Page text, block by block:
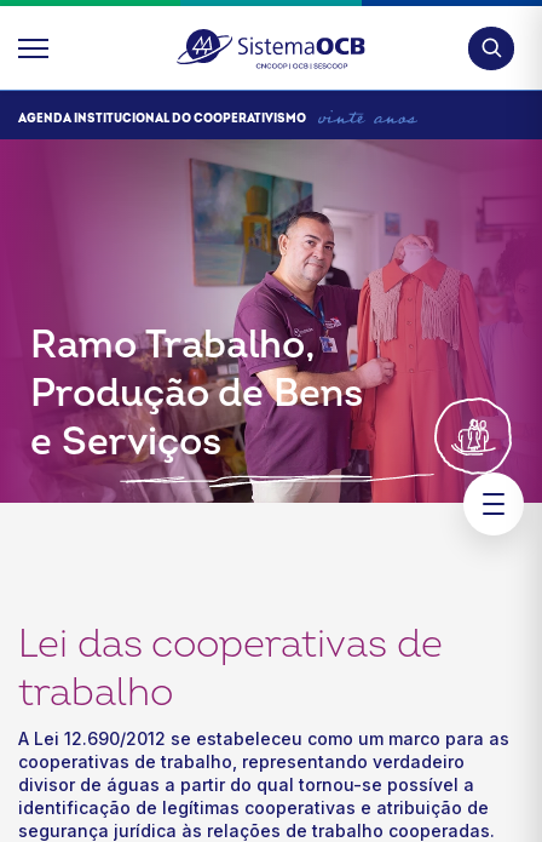
AGENDA INSTITUCIONAL DO COOPERATIVISMO
Ramo Trabalho,
Produção de Bens
e Serviços
Lei das cooperativas de
trabalho
A Lei 12.690/2012 se estabeleceu como um marco para as
cooperativas de trabalho, representando verdadeiro
divisor de águas a partir do qual tornou-se possível a
identificação de legítimas cooperativas e atribuição de
segurança jurídica às relações de trabalho cooperadas.